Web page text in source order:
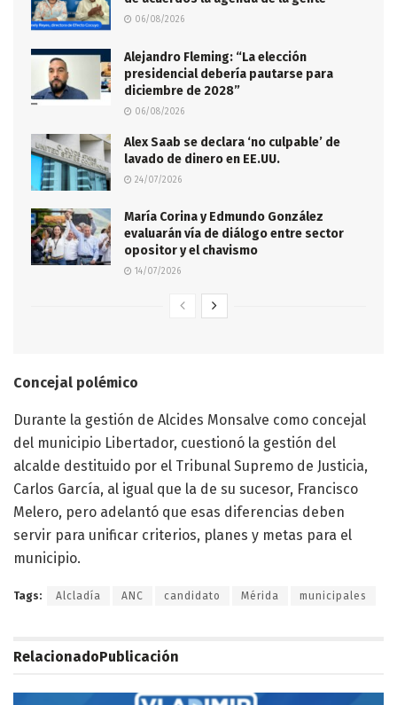
06/08/2026
Alejandro Fleming: “La elección
presidencial debería pautarse para
diciembre de 2028”
06/08/2026
Alex Saab se declara ‘no culpable’ de
lavado de dinero en EE.UU.
24/07/2026
María Corina y Edmundo González
evaluarán vía de diálogo entre sector
opositor y el chavismo
14/07/2026
Concejal polémico
Durante la gestión de Alcides Monsalve como concejal
del municipio Libertador, cuestionó la gestión del
alcalde destituido por el Tribunal Supremo de Justicia,
Carlos García, al igual que la de su sucesor, Francisco
Melero, pero adelantó que esas diferencias deben
servir para unificar criterios, planes y metas para el
municipio.
Tags: Alcladía ANC candidato Mérida municipales
RelacionadoPublicación